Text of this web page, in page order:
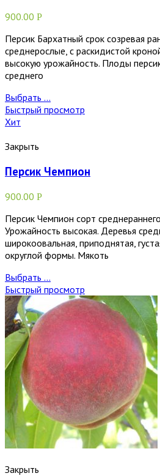
900.00 Р
Персик Бархатный срок созревая
среднерослые, с раскидистой
высокую урожайность. Плоды
среднего
Выбрать ...
Быстрый просмотр
Хит
Закрыть
Персик Чемпион
900.00 Р
Персик Чемпион сорт
Урожайность высокая. Деревья
широкоовальная, приподнятая,
округлой формы. Мякоть
Выбрать ...
Быстрый просмотр
Закрыть